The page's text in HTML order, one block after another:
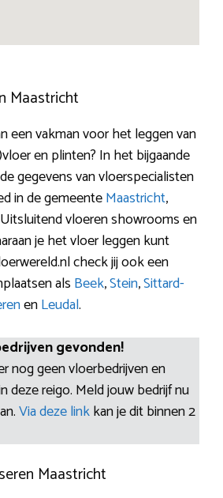
Maastricht
een vakman voor het leggen van
en plinten? In het bijgaande
gegevens van vloerspecialisten
in de gemeenteMaastricht,
vloeren showrooms en
je het vloer leggen kunt
check jij ook een
alsBeek,Stein,Sittard-
enLeudal.
gevonden!
nog geen vloerbedrijven en
deze reigo. Meld jouw bedrijf nu
Via deze linkkan je dit binnen 2
Maastricht